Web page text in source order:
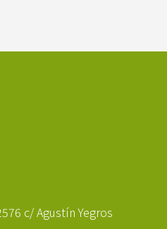
c/ Agustín Yegros